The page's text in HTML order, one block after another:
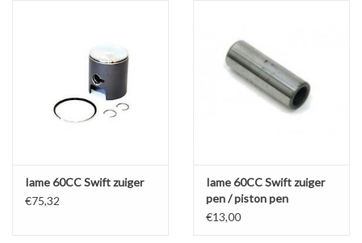
Iame 60CC Swift zuiger
€75,32
Iame 60CC Swift zuiger
pen / piston pen
12x35MM
€13,00